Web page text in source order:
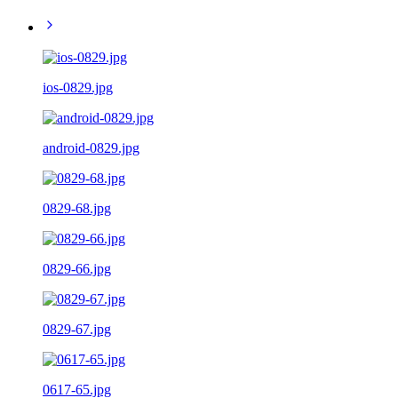
ios-0829.jpg
android-0829.jpg
0829-68.jpg
0829-66.jpg
0829-67.jpg
0617-65.jpg